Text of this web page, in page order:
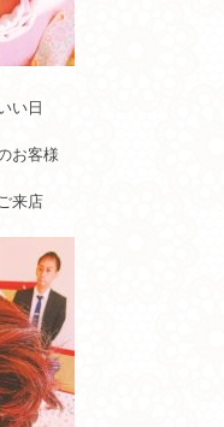
い日
お客様
来店